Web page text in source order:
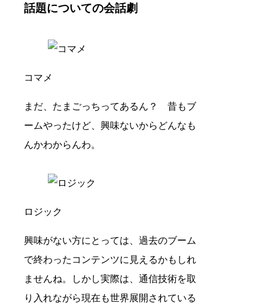
話題についての会話劇
コマメ
まだ、たまごっちってあるん？ 昔もブ
ームやったけど、興味ないからどんなも
んかわからんわ。
ロジック
興味がない方にとっては、過去のブーム
で終わったコンテンツに見えるかもしれ
ませんね。しかし実際は、通信技術を取
り入れながら現在も世界展開されている